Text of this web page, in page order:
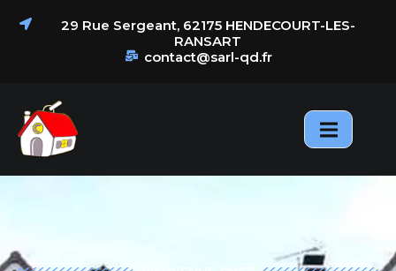
principal
29 Rue Sergeant, 62175 HENDECOURT-LES-
RANSART
contact@sarl-qd.fr
Actualités